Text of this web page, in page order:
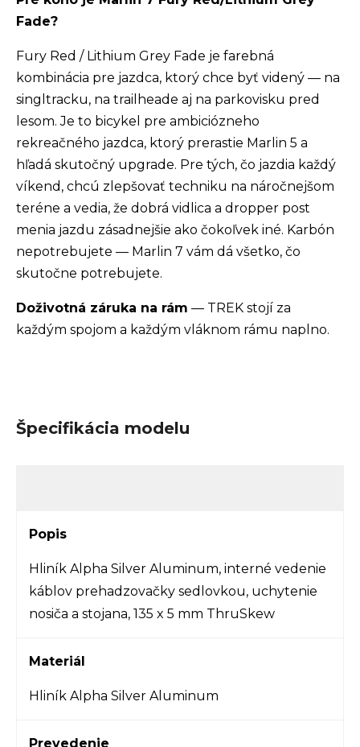
Fade?
Fury Red / Lithium Grey Fade je farebná
kombinácia pre jazdca, ktorý chce byť videný — na
singltracku, na trailheade aj na parkovisku pred
lesom. Je to bicykel pre ambiciózneho
rekreačného jazdca, ktorý prerastie Marlin 5 a
hľadá skutočný upgrade. Pre tých, čo jazdia každý
víkend, chcú zlepšovať techniku na náročnejšom
teréne a vedia, že dobrá vidlica a dropper post
menia jazdu zásadnejšie ako čokoľvek iné. Karbón
nepotrebujete — Marlin 7 vám dá všetko, čo
skutočne potrebujete.
Doživotná záruka na rám — TREK stojí za
každým spojom a každým vláknom rámu naplno.
Špecifikácia modelu
Popis
Hliník Alpha Silver Aluminum, interné vedenie
káblov prehadzovačky sedlovkou, uchytenie
nosiča a stojana, 135 x 5 mm ThruSkew
Materiál
Hliník Alpha Silver Aluminum
Prevedenie